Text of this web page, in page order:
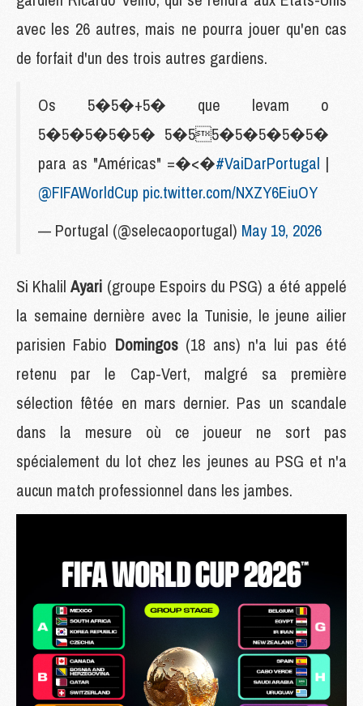
avec les 26 autres, mais ne pourra jouer qu'en cas
de forfait d'un des trois autres gardiens.
Os 5�5�+5� que levam o
5�5�5�5�5� 5�55�5�5�5�5�
para as "Américas" =�<�#VaiDarPortugal |
@FIFAWorldCup pic.twitter.com/NXZY6EiuOY
— Portugal (@selecaoportugal) May 19, 2026
Si KhalilAyari (groupe Espoirs du PSG) a été appelé
la semaine dernière avec la Tunisie, le jeune ailier
parisien Fabio Domingos (18 ans) n'a lui pas été
retenu par le Cap-Vert, malgré sa première
sélection fêtée en mars dernier. Pas un scandale
dans la mesure où ce joueur ne sort pas
spécialement du lot chez les jeunes au PSG et n'a
aucun match professionnel dans les jambes.